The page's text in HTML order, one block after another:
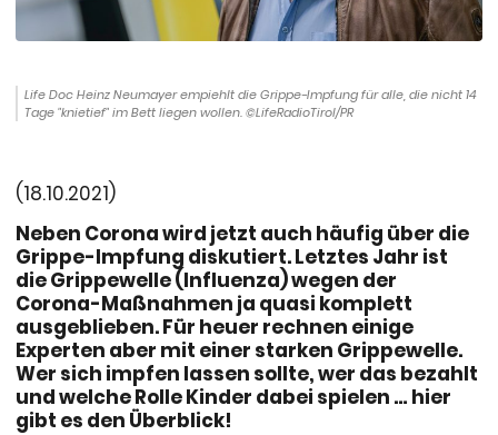
Life Doc Heinz Neumayer empiehlt die Grippe-Impfung für alle, die nicht 14
Tage "knietief" im Bett liegen wollen. ©LifeRadioTirol/PR
(18.10.2021)
Neben Corona wird jetzt auch häufig über die
Grippe-Impfung diskutiert. Letztes Jahr ist
die Grippewelle (Influenza) wegen der
Corona-Maßnahmen ja quasi komplett
ausgeblieben. Für heuer rechnen einige
Experten aber mit einer starken Grippewelle.
Wer sich impfen lassen sollte, wer das bezahlt
und welche Rolle Kinder dabei spielen … hier
gibt es den Überblick!